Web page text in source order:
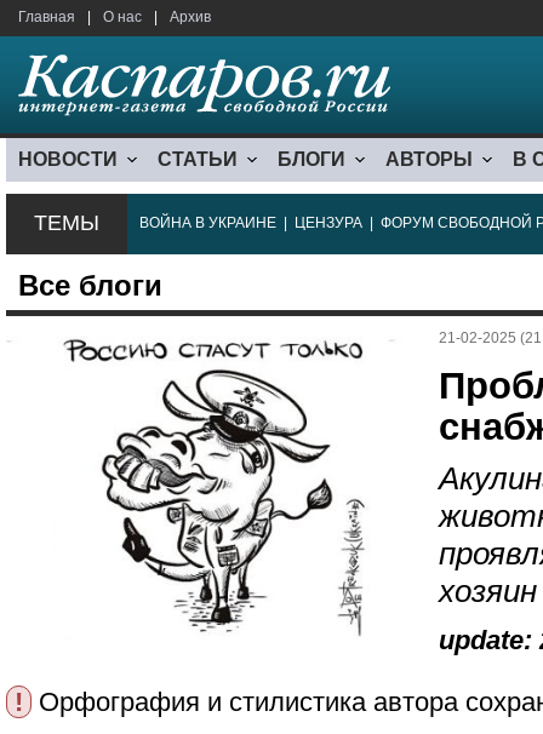
Главная О нас Архив
НОВОСТИ СТАТЬИ БЛОГИ АВТОРЫ В
ТЕМЫ ВОЙНА В УКРАИНЕ ЦЕНЗУРА ФОРУМ СВОБОДНОЙ
Все блоги
21-02-2025
update:
! Орфография и стилистика автора